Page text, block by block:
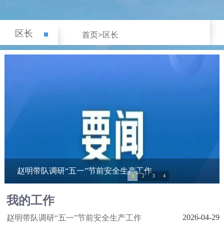
区长 首页>区长
赵明带队调研“五一”节前安全生产工作
1 2 3 4
我的工作
赵明带队调研“五一”节前安全生产工作
2026-04-29